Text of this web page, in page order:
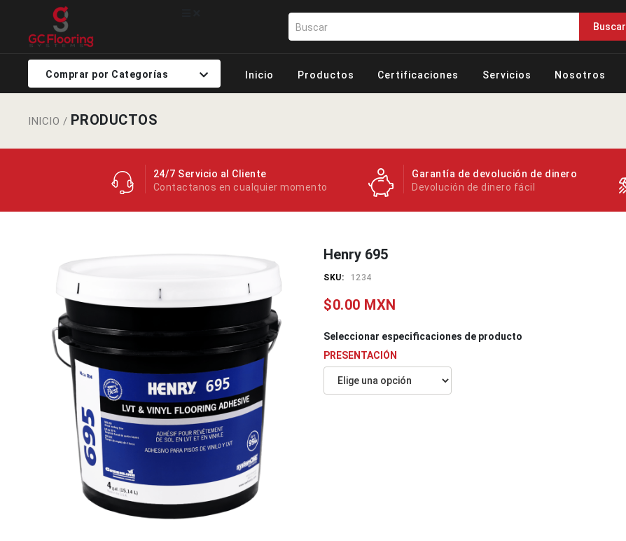
Buscar
Comprar por Categorías Inicio Productos Certificaciones Servicios Nosotros
INICIO / PRODUCTOS
24/7 Servicio al Cliente
Contactanos en cualquier momento
Garantía de devolución de dinero
Devolución de dinero fácil
Henry 695
SKU: 1234
$0.00 MXN
Seleccionar especiﬁcaciones de producto
PRESENTACIÓN